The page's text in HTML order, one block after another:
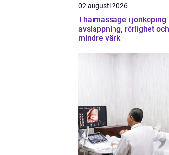
02 augusti 2026
Thaimassage i jönköping
avslappning, rörlighet och
mindre värk